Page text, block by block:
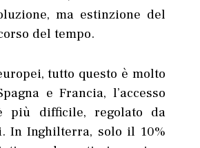
ma estinzione del
del tempo.
tutto questo è molto
e Francia, l’accesso
più difficile, regolato da
In Inghilterra, solo il 10%